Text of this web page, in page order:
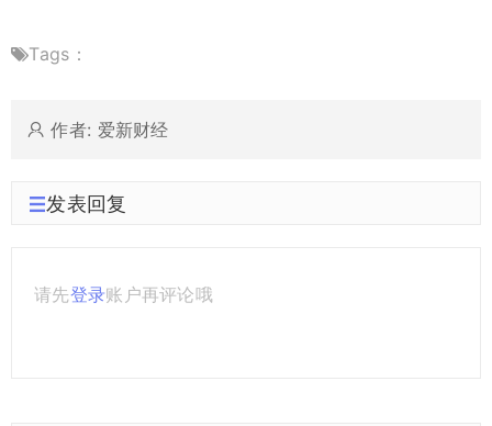
Tags：
作者: 爱新财经
发表回复
请先登录账户再评论哦